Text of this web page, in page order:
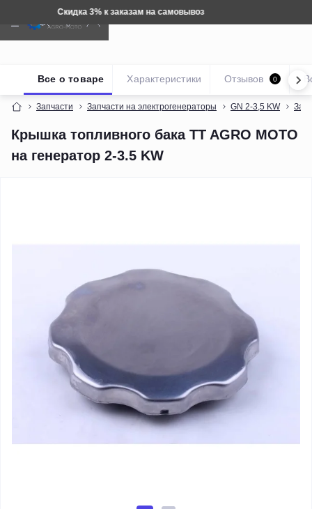
Техника: Бесплатная доставка
Запчасти Запчасти на электрогенераторы GN 2-3,5 KW
Крышка топливного бака TT AGRO MOTO
на генератор 2-3.5 KW
Все о товаре Характеристики Отзывов 0